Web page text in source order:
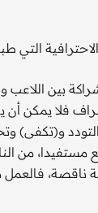
التي
بين اللاعب
فلا يمكن أن
التودد و(تكفى)
مستفيدا، من
ناقصة،